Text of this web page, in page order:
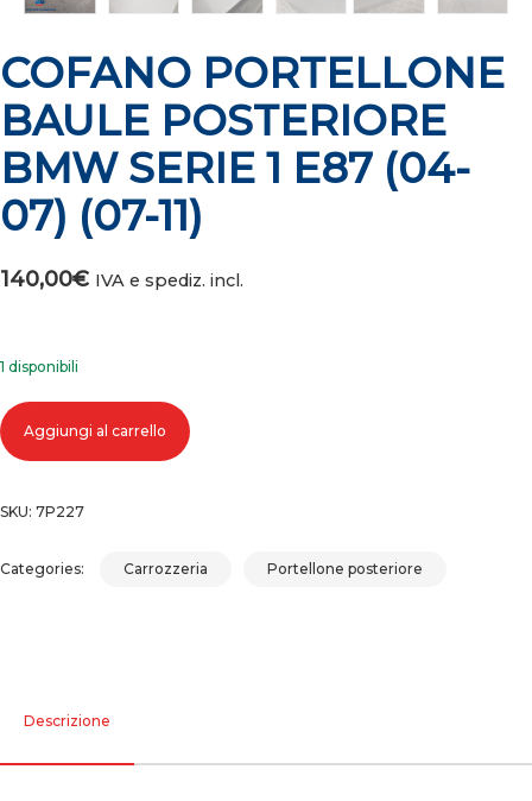
COFANO PORTELLONE
BAULE POSTERIORE
BMW SERIE 1 E87 (04-
07) (07-11)
140,00€ IVA e spediz. incl.
1 disponibili
COFANO PORTELLONE BAULE POSTERIORE BMW SERIE 1 E87 (04-07)
quantità
Aggiungi al carrello
SKU: 7P227
Categories: Carrozzeria Portellone posteriore
Descrizione